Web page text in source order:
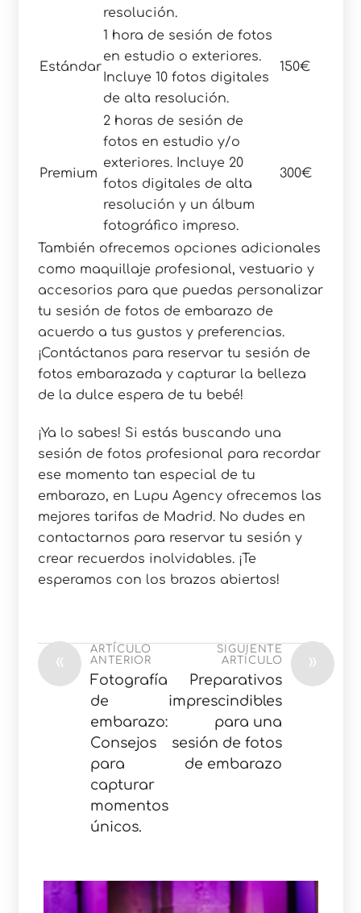
resolución.
Estándar
1 hora de sesión de fotos
en estudio o exteriores.
Incluye 10 fotos digitales
de alta resolución.
150€
Premium
2 horas de sesión de
fotos en estudio y/o
exteriores. Incluye 20
fotos digitales de alta
resolución y un álbum
fotográfico impreso.
300€
También ofrecemos opciones adicionales
como maquillaje profesional, vestuario y
accesorios para que puedas personalizar
tu sesión de fotos de embarazo de
acuerdo a tus gustos y preferencias.
¡Contáctanos para reservar tu sesión de
fotos embarazada y capturar la belleza
de la dulce espera de tu bebé!
¡Ya lo sabes! Si estás buscando una
sesión de fotos profesional para recordar
ese momento tan especial de tu
embarazo, en Lupu Agency ofrecemos las
mejores tarifas de Madrid. No dudes en
contactarnos para reservar tu sesión y
crear recuerdos inolvidables. ¡Te
esperamos con los brazos abiertos!
«
ARTÍCULO
ANTERIOR
Fotografía
de
embarazo:
Consejos
para
capturar
momentos
únicos.
»
SIGUIENTE
ARTÍCULO
Preparativos
imprescindibles
para una
sesión de fotos
de embarazo